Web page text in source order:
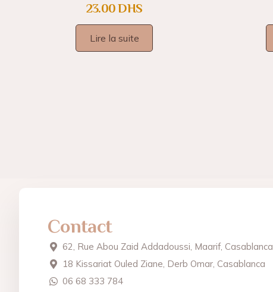
23.00DHS
Lire la suite
Contact
62, Rue Abou Zaid Addadoussi, Maarif, Casablanca
18 Kissariat Ouled Ziane, Derb Omar, Casablanca
06 68 333 784